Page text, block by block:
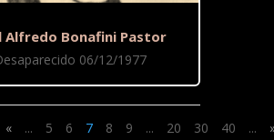
Alfredo Bonafini Pastor
06/12/1977
« ... 5 6 7 8 9 ... 20 30 40 ...